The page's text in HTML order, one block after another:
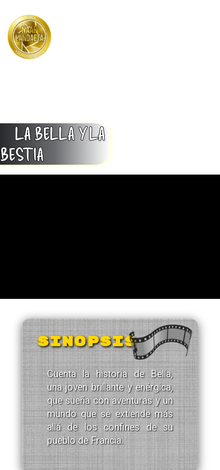
LA BELLA Y LA
BESTIA
SINOPSIS
Cuenta la historia de Bella,
una joven brillante y enérgica,
que sueña con aventuras y un
mundo que se extiende más
allá de los confines de su
pueblo de Francia.